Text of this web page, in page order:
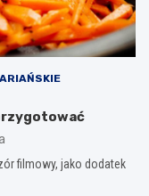
filmowy, jako dodatek